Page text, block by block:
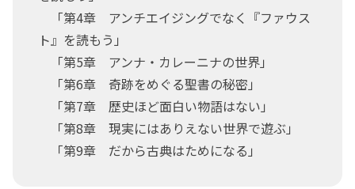
「第4章 アンチエイジングでなく『ファウス
ト』を読もう」
「第5章 アンナ・カレーニナの世界」
「第6章 奇跡をめぐる聖書の秘密」
「第7章 歴史ほど面白い物語はない」
「第8章 現実にはありえない世界で遊ぶ」
「第9章 だから古典はためになる」